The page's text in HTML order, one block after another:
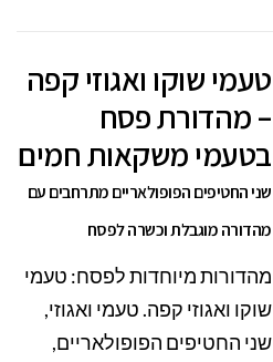
טעמי שוקו ואגוזי קפה
– מהדורת פסח
בטעמי משקאות חמים
שני החטיפים הפופולאריים מתרחבים עם
מהדורה מוגבלת וכשרה לפסח
מהדורות מיוחדות לפסח: טעמי
שוקו ואגוזי קפה. טעמי ואגוזי,
שני החטיפים הפופולאריים,